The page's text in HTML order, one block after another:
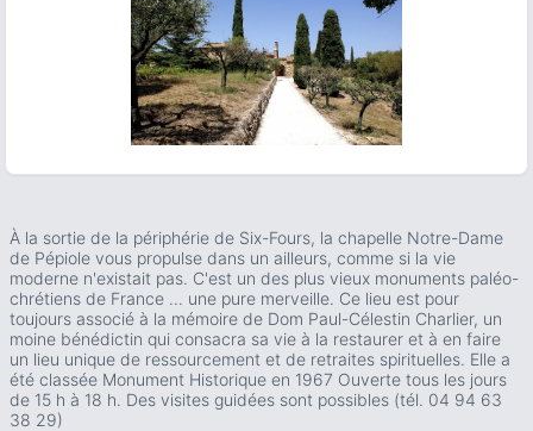
À la sortie de la périphérie de Six-Fours, la chapelle Notre-Dame
de Pépiole vous propulse dans un ailleurs, comme si la vie
moderne n'existait pas. C'est un des plus vieux monuments paléo-
chrétiens de France ... une pure merveille. Ce lieu est pour
toujours associé à la mémoire de Dom Paul-Célestin Charlier, un
moine bénédictin qui consacra sa vie à la restaurer et à en faire
un lieu unique de ressourcement et de retraites spirituelles. Elle a
été classée Monument Historique en 1967 Ouverte tous les jours
de 15 h à 18 h. Des visites guidées sont possibles (tél. 04 94 63
38 29)